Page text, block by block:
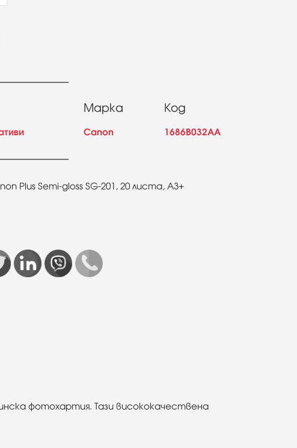
Марка
Canon
Код
1686B032AA
Plus Semi-gloss SG-201, 20 листа, A3+
фотохартия. Тази висококачествена